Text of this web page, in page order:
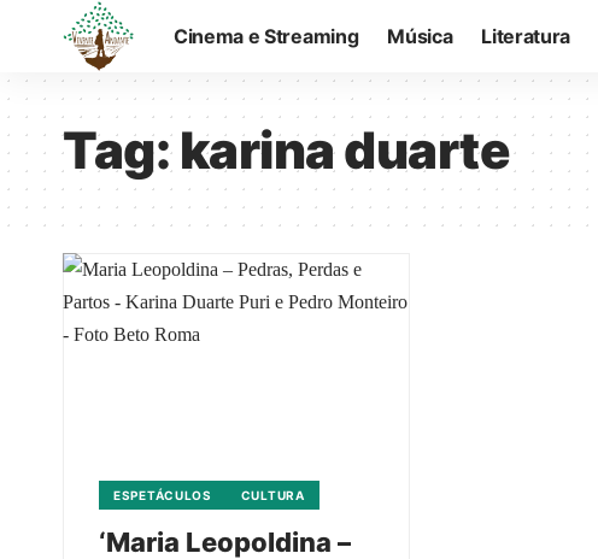
Cinema e Streaming Música Literatura
Tag:karina duarte
ESPETÁCULOS CULTURA
‘Maria Leopoldina –